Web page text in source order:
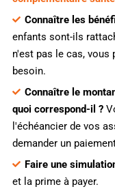
Connaître les
enfants sont-ils
n'est pas le cas,
besoin.
Connaître le
quoi correspond-il ?
l'échéancier de vos
demander un
Faire une
et la prime à payer.